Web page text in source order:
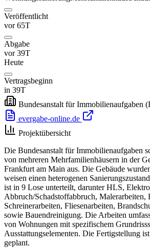
Veröffentlicht
vor 65T
Abgabe
vor 39T
Heute
Vertragsbeginn
in 39T
Bundesanstalt für Immobilienaufgaben
evergabe-online.de
Projektübersicht
Die Bundesanstalt für Immobilienaufgaben
von mehreren Mehrfamilienhäusern in der
Frankfurt am Main aus. Die Gebäude
weisen einen heterogenen
ist in 9 Lose unterteilt, darunter HLS,
Abbruch/Schadstoffabbruch, Malerarbeiten,
Schreinerarbeiten, Fliesenarbeiten,
sowie Bauendreinigung. Die Arbeiten
von Wohnungen mit spezifischem
Ausstattungselementen. Die Fertigstellung
geplant.